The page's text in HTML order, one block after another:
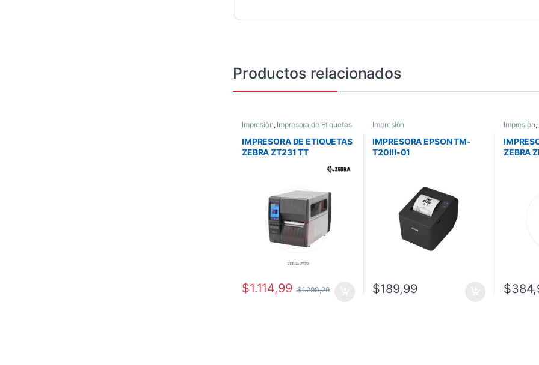
Productos relacionados
Impresiòn, Impresora de Etiquetas
IMPRESORA DE ETIQUETAS
ZEBRA ZT231 TT
HOST ,SERIAL, RED ,BTLE
$1.114,99 $1.290,29
Impresiòn
IMPRESORA EPSON TM-
T20III-01
USB C31CH51001
$189,99
Impresiòn,
ZEBRA
$